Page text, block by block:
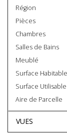
Région
Pièces
Chambres
Salles de Bains
Meublé
Surface Habitable
Surface Utilisable
Aire de Parcelle
VUES